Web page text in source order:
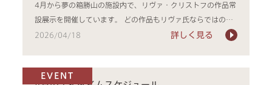
4月から夢の箱勝山の施設内で、リヴァ・クリストフの作品常
設展示を開催しています。 どの作品もリヴァ氏ならではの世
界観を感じ...
2026/04/18 詳しく見る
EVENT